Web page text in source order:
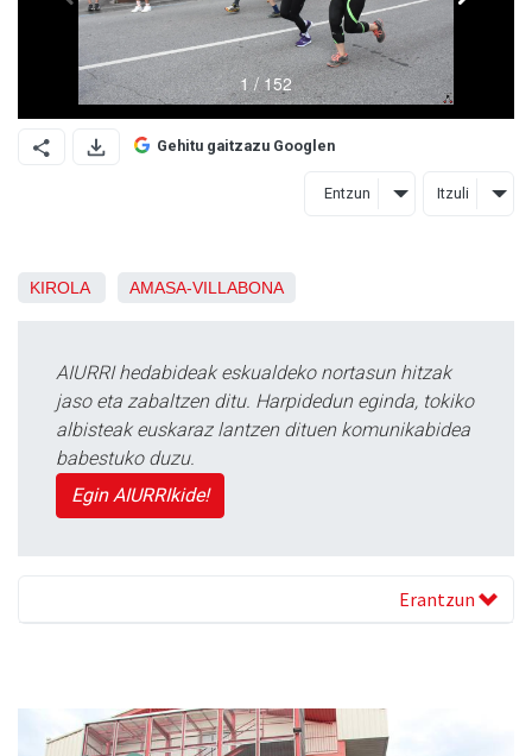
Gehitu gaitzazu Googlen
Entzun Itzuli
KIROLA AMASA-VILLABONA
AIURRI hedabideak eskualdeko nortasun hitzak
jaso eta zabaltzen ditu. Harpidedun eginda, tokiko
albisteak euskaraz lantzen dituen komunikabidea
babestuko duzu.
Egin AIURRIkide!
Erantzun